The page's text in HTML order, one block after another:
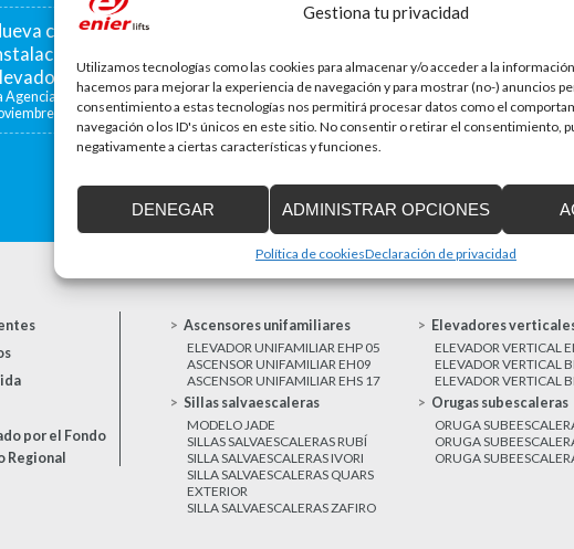
Gestiona tu privacidad
Utilizamos tecnologías como las cookies para almacenar y/o acceder a la
hacemos para mejorar la experiencia de navegación y para mostrar (no-) anuncios
consentimiento a estas tecnologías nos permitirá procesar datos como el
navegación o los ID's únicos en este sitio. No consentir o retirar el consentimiento,
negativamente a ciertas características y funciones.
DENEGAR ADMINISTRAR OPCIONES
Política de cookiesDeclaración de privacidad
convocatoria de ayudas para la
de ascensores, plataformas
y dispositivos de accesibilidad
Agencia de la Vivienda de Cataluña aprobó el pasado 15 de
de...
La
En la
en una
por el Fondo
Regional
Ascensores unifamiliares
ELEVADOR UNIFAMILIAR EHP 05
ASCENSOR UNIFAMILIAR EH09
ASCENSOR UNIFAMILIAR EHS 17
Elevadores
ELEVADOR VERTICAL
ELEVADOR VERTICAL
ELEVADOR VERTICAL
Sillas salvaescaleras
MODELO JADE
SILLAS SALVAESCALERAS RUBÍ
SILLA SALVAESCALERAS IVORI
SILLA SALVAESCALERAS QUARS
EXTERIOR
SILLA SALVAESCALERAS ZAFIRO
Orugas subescaleras
ORUGA
ORUGA
ORUGA